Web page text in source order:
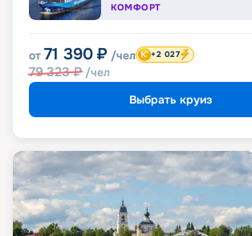
КОМФОРТ
от 71 390 ₽ /чел
79 323₽ /чел
+2 027
Выбрать круиз